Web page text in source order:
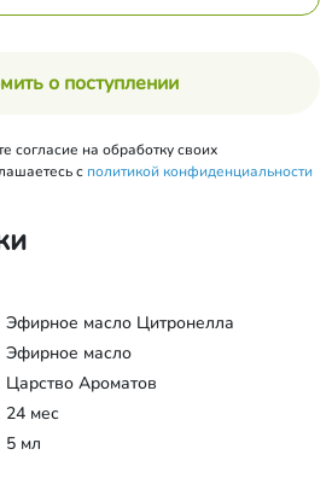
о поступлении
согласие на обработку своих
с политикой конфиденциальности
Эфирное масло Цитронелла
Эфирное масло
Царство Ароматов
24 мес
5 мл